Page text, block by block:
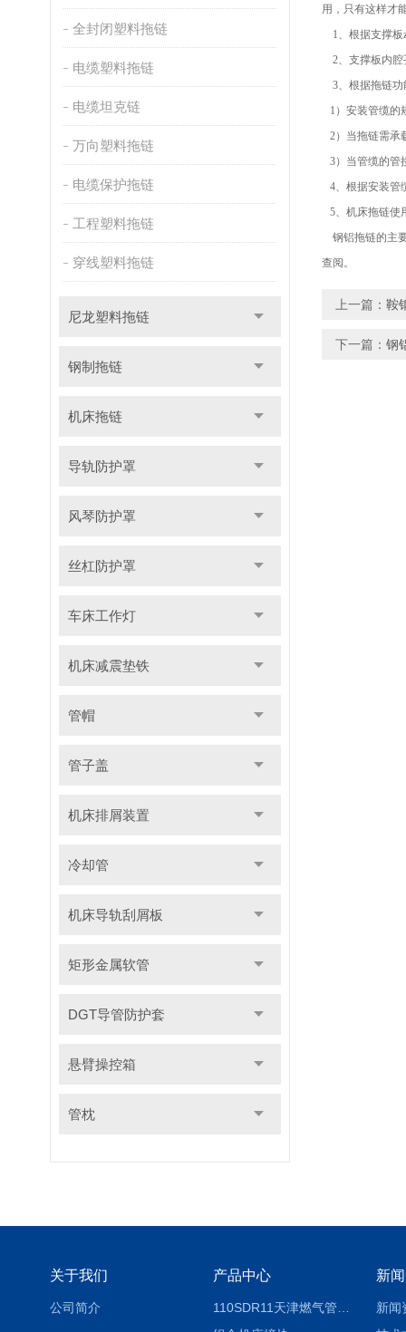
全封闭塑料拖链
电缆塑料拖链
电缆坦克链
万向塑料拖链
电缆保护拖链
工程塑料拖链
穿线塑料拖链
尼龙塑料拖链
钢制拖链
机床拖链
导轨防护罩
风琴防护罩
丝杠防护罩
车床工作灯
机床减震垫铁
管帽
管子盖
机床排屑装置
冷却管
机床导轨刮屑板
矩形金属软管
DGT导管防护套
悬臂操控箱
管枕
用，只有这样才
1、根据支撑板
2、支撑板内腔
3、根据拖链功
1）安装管缆的
2）当拖链需承
3）当管缆的管
4、根据安装管
5、机床拖链使
钢铝拖链的主
查阅。
上一篇： 鞍
下一篇： 钢
关于我们
公司简介
产品中心 新
新闻